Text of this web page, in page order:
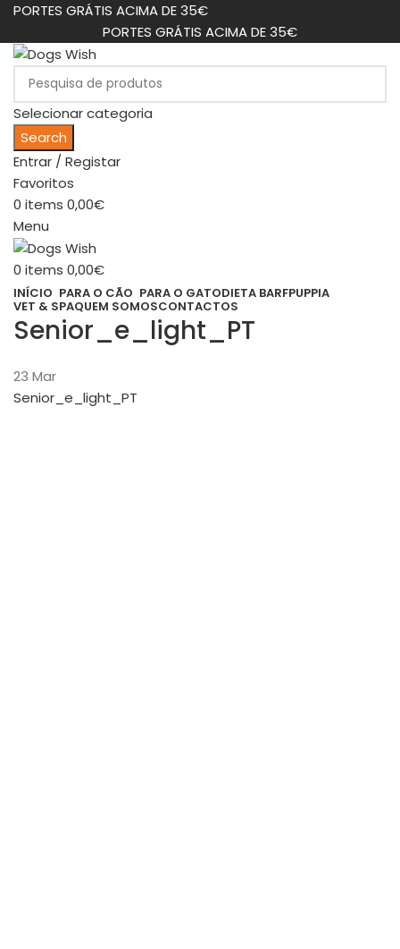
PORTES GRÁTIS ACIMA DE 35€
PORTES GRÁTIS ACIMA DE 35€
Selecionar categoria
Search
Entrar / Registar
Favoritos
0 items 0,00€
Menu
0 items 0,00€
INÍCIO PARA O CÃO PARA O GATODIETA BARFPUPPIA
VET & SPAQUEM SOMOSCONTACTOS
Senior_e_light_PT
23 Mar
Senior_e_light_PT